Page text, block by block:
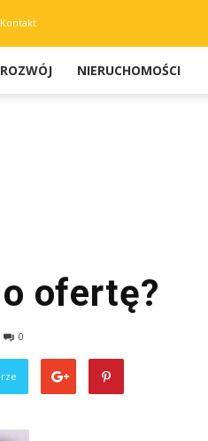
Kontakt
ROZWÓJ NIERUCHOMOŚCI
ofertę?
0